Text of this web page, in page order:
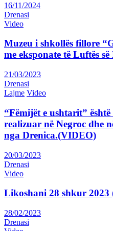
16/11/2024
Drenasi
Video
Muzeu i shkollës fillore
me eksponate të Luftës
21/03/2023
Drenasi
Lajme Video
“Fëmijët e ushtarit”
realizuar në Negroc dhe
nga Drenica.(VIDEO)
20/03/2023
Drenasi
Video
Likoshani 28 shkur 2023
28/02/2023
Drenasi